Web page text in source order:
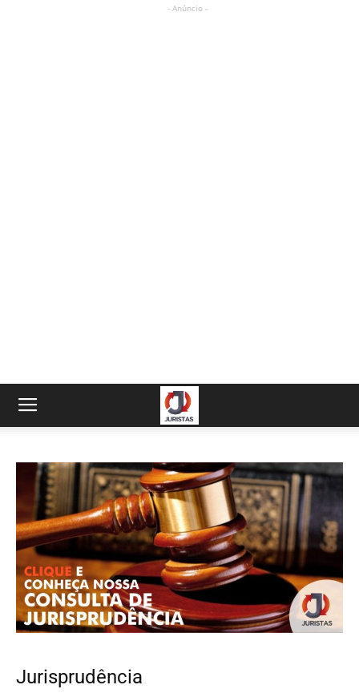
- Anúncio -
Jurisprudência